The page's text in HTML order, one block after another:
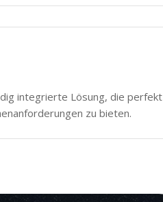
integrierte Lösung, die perfekt
zu bieten.